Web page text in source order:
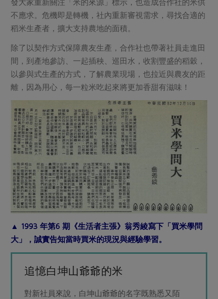
防災用品
優惠專區
素食專區
樂齡友善
養身食補
節慶大餐
高麗菜海鮮煎餅
把最好的台灣味帶回家！
綠主張月刊
典藏閱覽室
最新消息
媒體報導
下載專區
地區活動
社務會議 地區活動
活動報下載
發大家重新關注「米的來源」標示，也造成合作社的米供
不應求。危機即是轉機，社內重新審視需求，尋找合適的
稻米生產者，擴大支持農地的面積。
除了以契作方式保障農友生產，合作社也帶著社員走進田
間，到產地參訪、一起插秧、巡田水，收割豐盛的稻穀，
以參與式生產的方式，了解農業現場，也拉近與農友的距
離，因為用心，每一粒米吃起來將更加香甜有滋味！
▲ 1993 年第6 期《生活者主張》翁秀綾寫下「買米學問
大」，誠實告知當時買米的現況與經驗學習。
追憶白坤山爺爺的米
對新社員來說，白坤山爺爺的名字既熟悉又陌